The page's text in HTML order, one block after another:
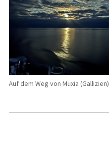
Auf dem Weg von Muxia